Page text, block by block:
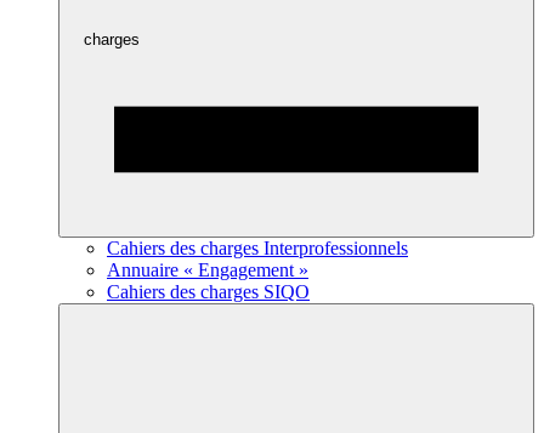
charges
Cahiers des charges Interprofessionnels
Annuaire « Engagement »
Cahiers des charges SIQO